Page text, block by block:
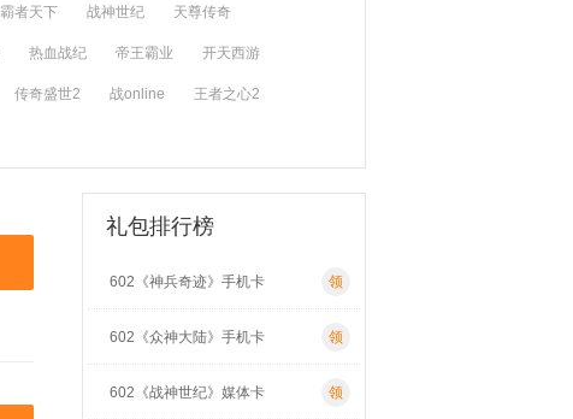
霸者天下 战神世纪 天尊传奇
热血战纪 帝王霸业 开天西游
传奇盛世2 战online 王者之心2
礼包排行榜
领
602《神兵奇迹》手机卡
领
602《众神大陆》手机卡
领
602《战神世纪》媒体卡